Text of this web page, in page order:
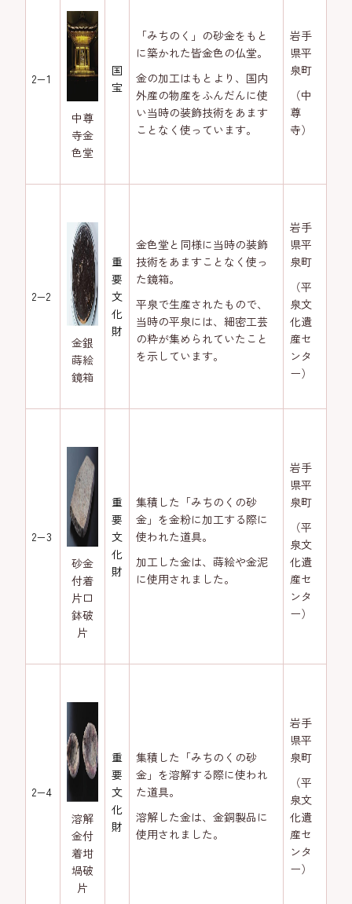
2−1
中尊
寺金
色堂
国
宝
「みちのく」の砂金をもと
に築かれた皆金色の仏堂。
金の加工はもとより、国内
外産の物産をふんだんに使
い当時の装飾技術をあます
ことなく使っています。
岩手
県平
泉町
（中
尊
寺）
2−2
金銀
蒔絵
鏡箱
重
要
文
化
財
金色堂と同様に当時の装飾
技術をあますことなく使っ
た鏡箱。
平泉で生産されたもので、
当時の平泉には、細密工芸
の粋が集められていたこと
を示しています。
岩手
県平
泉町
（平
泉文
化遺
産セ
ンタ
ー）
2−3
砂金
付着
片口
鉢破
片
重
要
文
化
財
集積した「みちのくの砂
金」を金粉に加工する際に
使われた道具。
加工した金は、蒔絵や金泥
に使用されました。
岩手
県平
泉町
（平
泉文
化遺
産セ
ンタ
ー）
2−4
溶解
金付
着坩
堝破
片
重
要
文
化
財
集積した「みちのくの砂
金」を溶解する際に使われ
た道具。
溶解した金は、金銅製品に
使用されました。
岩手
県平
泉町
（平
泉文
化遺
産セ
ンタ
ー）